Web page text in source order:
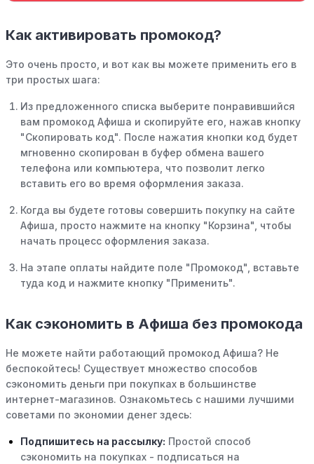
Как активировать промокод?
Это очень просто, и вот как вы можете применить его в
три простых шага:
Из предложенного списка выберите понравившийся
вам промокод Афиша и скопируйте его, нажав кнопку
"Скопировать код". После нажатия кнопки код будет
мгновенно скопирован в буфер обмена вашего
телефона или компьютера, что позволит легко
вставить его во время оформления заказа.
Когда вы будете готовы совершить покупку на сайте
Афиша, просто нажмите на кнопку "Корзина", чтобы
начать процесс оформления заказа.
На этапе оплаты найдите поле "Промокод", вставьте
туда код и нажмите кнопку "Применить".
Как сэкономить в Афиша без промокода
Не можете найти работающий промокод Афиша? Не
беспокойтесь! Существует множество способов
сэкономить деньги при покупках в большинстве
интернет-магазинов. Ознакомьтесь с нашими лучшими
советами по экономии денег здесь:
Подпишитесь на рассылку: Простой способ
сэкономить на покупках - подписаться на